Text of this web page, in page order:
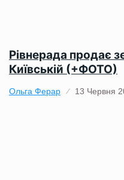
Рівнерада продає
Київській (+ФОТО)
Ольга Ферар 13 Червня